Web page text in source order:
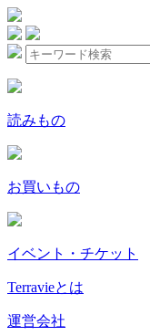
読みもの
お買いもの
イベント・チケット
Terravieとは
運営会社